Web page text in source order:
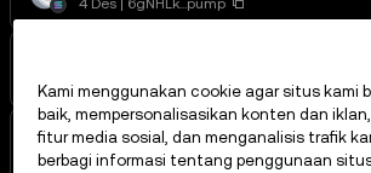
4 Des 6gNHLk...pump
EPoGE8...pump
PSYDUCK
2 Des 5QVgpd...pump
Kami menggunakan cookie agar situs kami
baik, mempersonalisasikan konten dan
fitur media sosial, dan menganalisis trafik
berbagi informasi tentang penggunaan